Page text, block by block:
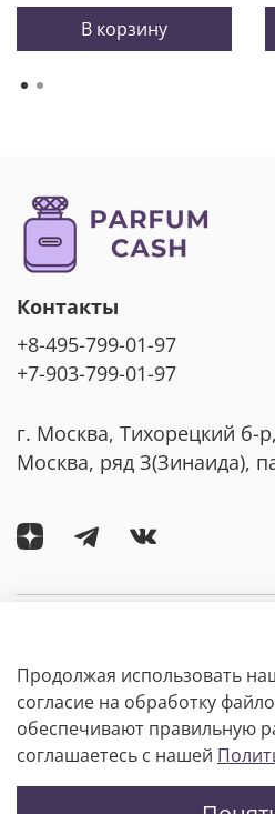
В корзину
Покупателям
Информация
Контакты
+8-495-799-01-97
+7-903-799-01-97
г. Москва, Тихорецкий б-
Москва, ряд З(Зинаида),
Продолжая использовать
согласие на обработку
обеспечивают правильную
соглашаетесь с нашей